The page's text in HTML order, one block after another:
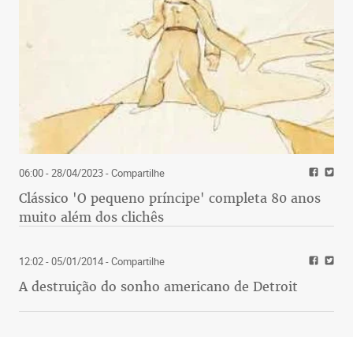
06:00 - 28/04/2023- Compartilhe
Clássico 'O pequeno príncipe' completa 80 anos
muito além dos clichês
12:02 - 05/01/2014- Compartilhe
A destruição do sonho americano de Detroit